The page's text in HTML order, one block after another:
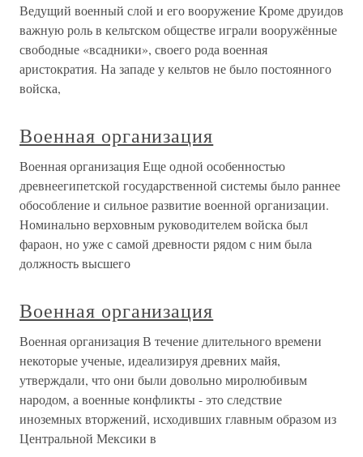
Ведущий военный слой и его вооружение Кроме друидов
важную роль в кельтском обществе играли вооружённые
свободные «всадники», своего рода военная
аристократия. На западе у кельтов не было постоянного
войска,
Военная организация
Военная организация Еще одной особенностью
древнеегипетской государственной системы было раннее
обособление и сильное развитие военной организации.
Номинально верховным руководителем войска был
фараон, но уже с самой древности рядом с ним была
должность высшего
Военная организация
Военная организация В течение длительного времени
некоторые ученые, идеализируя древних майя,
утверждали, что они были довольно миролюбивым
народом, а военные конфликты - это следствие
иноземных вторжений, исходивших главным образом из
Центральной Мексики в